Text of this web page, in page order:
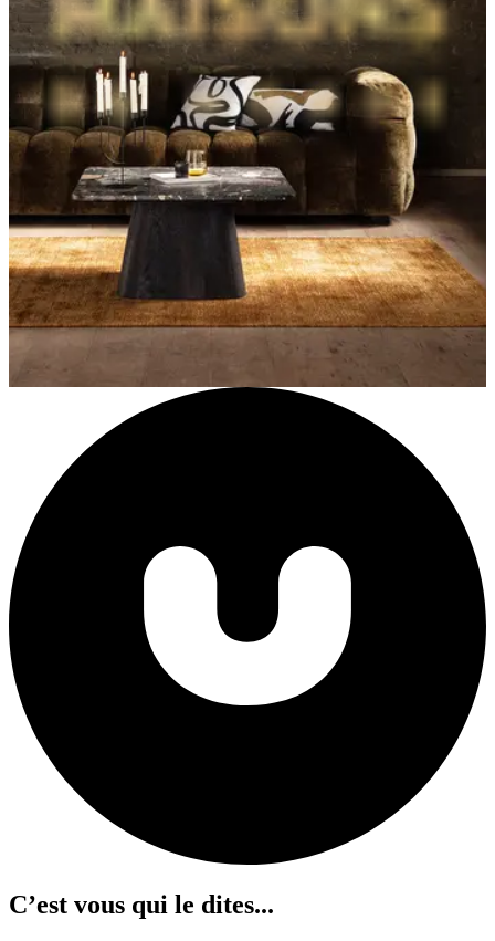
Billetterie en coffret : spectacles, sorties, souvenirs à choisir quand
on veut.
Découvrir
Zalando
Mode et chaussures pour tous les styles, facile à offrir.
À partir de 5€
Maisons du Monde
Meubles et déco inspirés : pour relooker la maison en un clin d’œil.
À partir de 10€
C’est vous qui le dites...